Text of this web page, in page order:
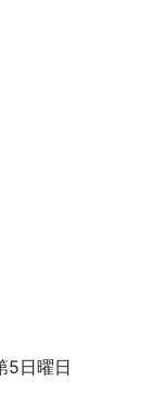
日曜日